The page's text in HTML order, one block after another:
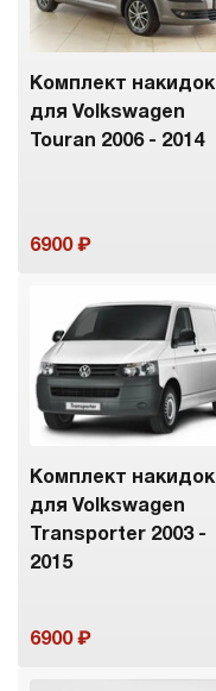
Комплект накидок
для Volkswagen
Touran 2006 - 2014
6900
Комплект накидок
для Volkswagen
Transporter 2003 -
2015
6900